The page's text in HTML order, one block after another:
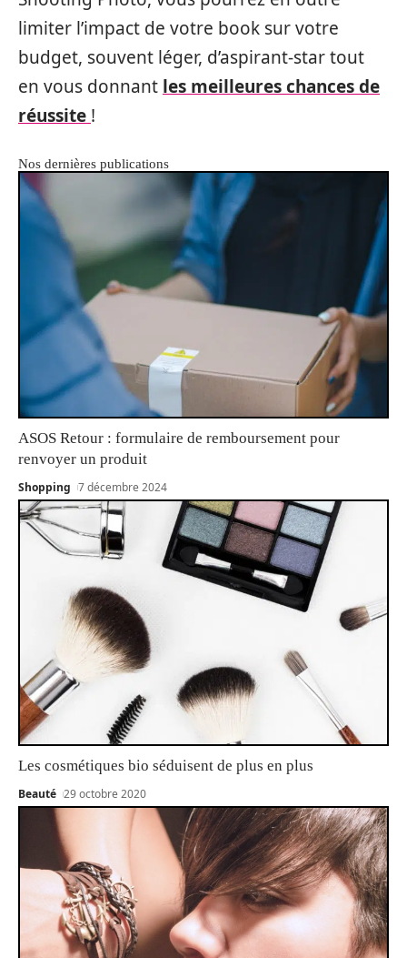
limiter l’impact de votre book sur votre
budget, souvent léger, d’aspirant-star tout
en vous donnant les meilleures chances de
réussite !
Nos dernières publications
ASOS Retour : formulaire de remboursement pour
renvoyer un produit
Shopping 7 décembre 2024
Les cosmétiques bio séduisent de plus en plus
Beauté 29 octobre 2020